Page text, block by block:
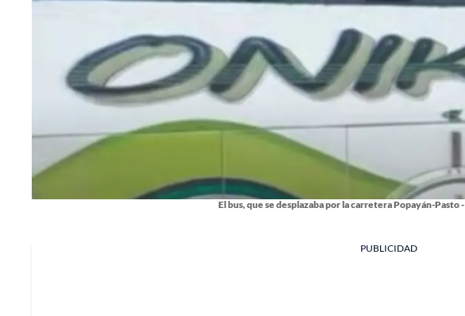
El bus, que se desplazaba por la carretera Popayán-Pasto -
PUBLICIDAD